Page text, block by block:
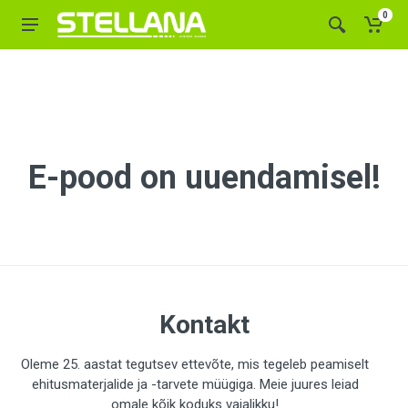
0
E-pood on uuendamisel!
Kontakt
Oleme 25. aastat tegutsev ettevõte, mis tegeleb peamiselt
ehitusmaterjalide ja -tarvete müügiga. Meie juures leiad
omale kõik koduks vajalikku!